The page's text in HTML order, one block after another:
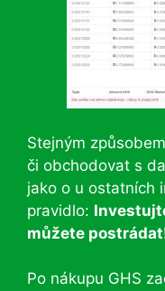
Stejným
či obchodovat s
jako o u ostatních
pravidlo:
můžete
Po nákupu GHS